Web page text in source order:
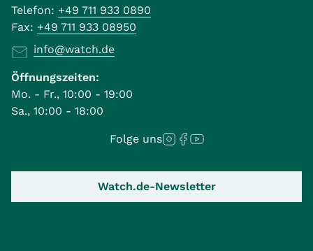
Telefon: +49 711 933 0890
Fax: +49 711 933 08950
info@watch.de
Öffnungszeiten:
Mo. - Fr., 10:00 - 19:00
Sa., 10:00 - 18:00
Folge uns
Watch.de-Newsletter